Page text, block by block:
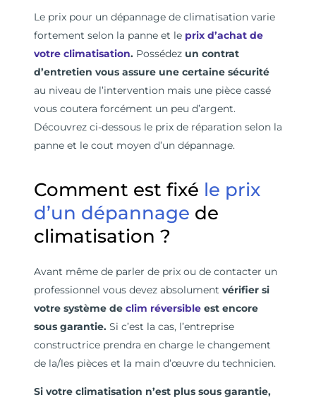
Le prix pour un dépannage de climatisation varie
fortement selon la panne et le prix d’achat de
votre climatisation.Possédez un contrat
d’entretien vous assure une certaine sécurité
au niveau de l’intervention mais une pièce cassé
vous coutera forcément un peu d’argent.
Découvrez ci-dessous le prix de réparation selon la
panne et le cout moyen d’un dépannage.
Comment est fixé le prix
d’un dépannage de
climatisation ?
Avant même de parler de prix ou de contacter un
professionnel vous devez absolument vérifier si
votre système de clim réversibleest encore
sous garantie.Si c’est la cas, l’entreprise
constructrice prendra en charge le changement
de la/les pièces et la main d’œuvre du technicien.
Si votre climatisation n’est plus sous garantie,